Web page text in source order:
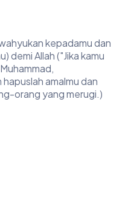
kepadamu dan
demi Allah ("Jika kamu
amalmu dan
orang yang merugi.)